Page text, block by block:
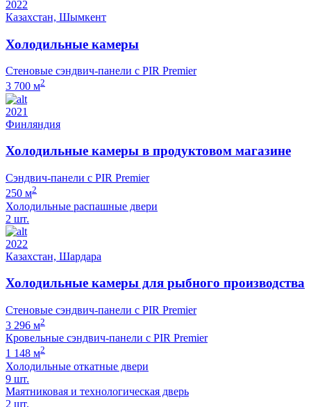
2022
Казахстан, Шымкент
Холодильные камеры
Стеновые сэндвич-панели с PIR Premier
3 700 м2
2021
Финляндия
Холодильные камеры в продуктовом магазине
Сэндвич-панели с PIR Premier
250 м2
Холодильные распашные двери
2 шт.
2022
Казахстан, Шардара
Холодильные камеры для рыбного производства
Стеновые сэндвич-панели с PIR Premier
3 296 м2
Кровельные сэндвич-панели с PIR Premier
1 148 м2
Холодильные откатные двери
9 шт.
Маятниковая и технологическая дверь
2 шт.